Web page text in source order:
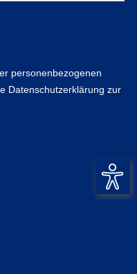
personenbezogenen
Datenschutzerklärung zur